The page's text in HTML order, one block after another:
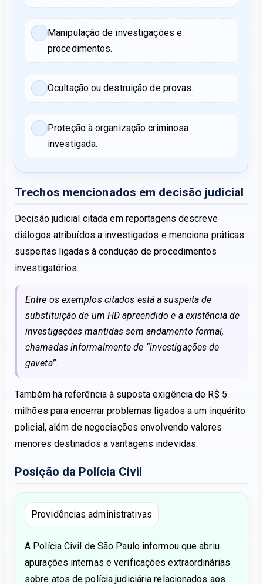
Manipulação de investigações e
procedimentos.
Ocultação ou destruição de provas.
Proteção à organização criminosa
investigada.
Trechos mencionados em decisão judicial
Decisão judicial citada em reportagens descreve
diálogos atribuídos a investigados e menciona práticas
suspeitas ligadas à condução de procedimentos
investigatórios.
Entre os exemplos citados está a suspeita de
substituição de um HD apreendido e a existência de
investigações mantidas sem andamento formal,
chamadas informalmente de “investigações de
gaveta”.
Também há referência à suposta exigência de R$ 5
milhões para encerrar problemas ligados a um inquérito
policial, além de negociações envolvendo valores
menores destinados a vantagens indevidas.
Posição da Polícia Civil
Providências administrativas
A Polícia Civil de São Paulo informou que abriu
apurações internas e verificações extraordinárias
sobre atos de polícia judiciária relacionados aos